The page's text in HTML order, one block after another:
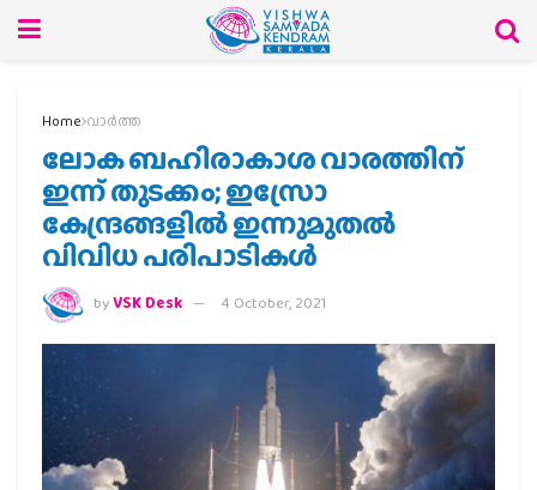
Home വാര്‍ത്ത
ലോക ബഹിരാകാശ വാരത്തിന്
ഇന്ന് തുടക്കം; ഇസ്രോ
കേന്ദ്രങ്ങളിൽ ഇന്നുമുതൽ
വിവിധ പരിപാടികൾ
byVSK Desk 4 October, 2021